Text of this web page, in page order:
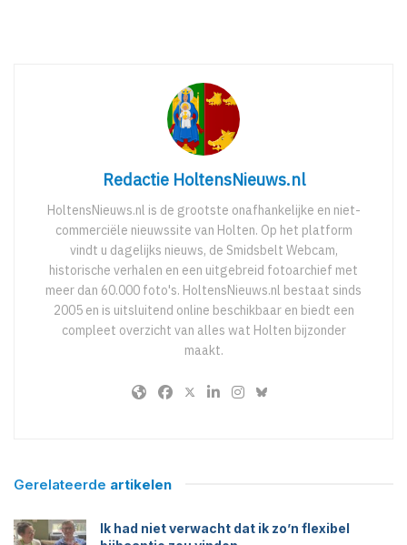
Redactie HoltensNieuws.nl
HoltensNieuws.nl is de grootste onafhankelijke en niet-
commerciële nieuwssite van Holten. Op het platform
vindt u dagelijks nieuws, de Smidsbelt Webcam,
historische verhalen en een uitgebreid fotoarchief met
meer dan 60.000 foto's. HoltensNieuws.nl bestaat sinds
2005 en is uitsluitend online beschikbaar en biedt een
compleet overzicht van alles wat Holten bijzonder
maakt.
Gerelateerde artikelen
Ik had niet verwacht dat ik zo’n flexibel